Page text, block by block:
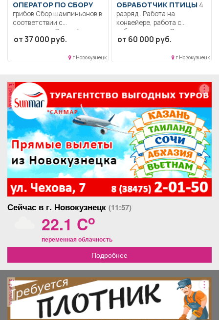
ОПЕРАТОР ПО СБОРУ
грибов Сбор шампиньонов в
соответствии с
сортностью.. Полный
рабочий день..
от 37 000 руб.
г Новокузнецк
ОБРАБОТЧИК ПТИЦЫ4
разряд.. Работа на
конвейере, работа с
субпродуктами.. Сменная...
от 60 000 руб.
г Новокузнецк
реклама
Сейчас в г. Новокузнецк (11:57)
22.1 Co
переменная облачность
Подробнее
реклама